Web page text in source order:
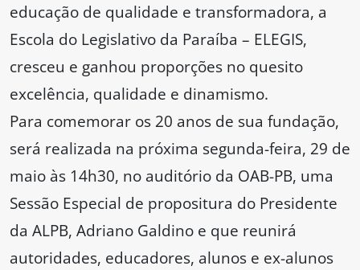
educação de qualidade e transformadora, a
Escola do Legislativo da Paraíba – ELEGIS,
cresceu e ganhou proporções no quesito
excelência, qualidade e dinamismo.
Para comemorar os 20 anos de sua fundação,
será realizada na próxima segunda-feira, 29 de
maio às 14h30, no auditório da OAB-PB, uma
Sessão Especial de propositura do Presidente
da ALPB, Adriano Galdino e que reunirá
autoridades, educadores, alunos e ex-alunos